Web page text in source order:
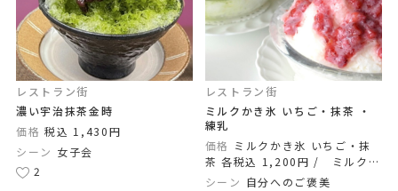
レストラン街
濃い宇治抹茶金時
価格 税込 1,430円
シーン 女子会
2
レストラン街
ミルクかき氷 いちご・抹茶 ・
練乳
価格 ミルクかき氷 いちご・抹
茶 各税込 1,200円 / ミルクか
き氷 練乳 税込 1,000円
シーン 自分へのご褒美